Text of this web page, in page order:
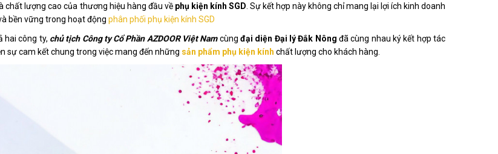
chất lượng cao của thương hiệu hàng đầu về phụ kiện kính SGD . Sự kết hợp này không chỉ mang lại lợi ích kinh doanh
bền vững trong hoạt động phân phối phụ kiện kính SGD
hai công ty, chủ tịch Công ty Cổ Phần AZDOOR Việt Namcùngđại diện Đại lý Đắk Nông đã cùng nhau ký kết hợp tác
sự cam kết chung trong việc mang đến những sản phẩm phụ kiện kính chất lượng cho khách hàng.